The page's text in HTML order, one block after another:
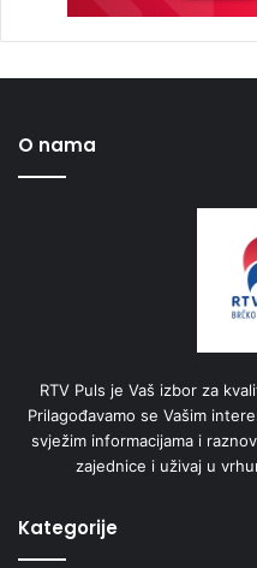
O nama
RTV Puls je Vaš izbor za
Prilagođavamo se Vašim
svježim informacijama i
zajednice i uživaj u
Kategorije